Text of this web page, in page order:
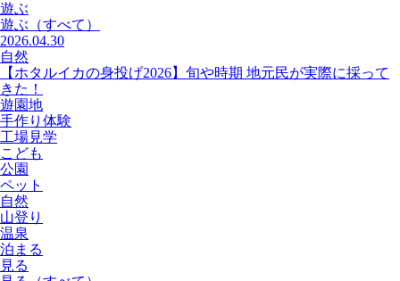
遊ぶ
遊ぶ （すべて）
2026.04.30
自然
【ホタルイカの身投げ2026】旬や時期 地元民が実際に採って
きた！
遊園地
手作り体験
工場見学
こども
公園
ペット
自然
山登り
温泉
泊まる
見る